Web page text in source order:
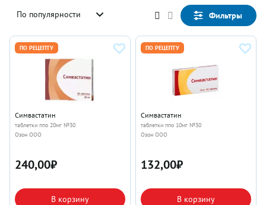
По популярности Фильтры
ПО РЕЦЕПТУ
Симвастатин
таблетки ппо 20мг №30
Озон ООО
240,00₽
В корзину
ПО РЕЦЕПТУ
Симвастатин
таблетки ппо 10мг №30
Озон ООО
132,00₽
В корзину